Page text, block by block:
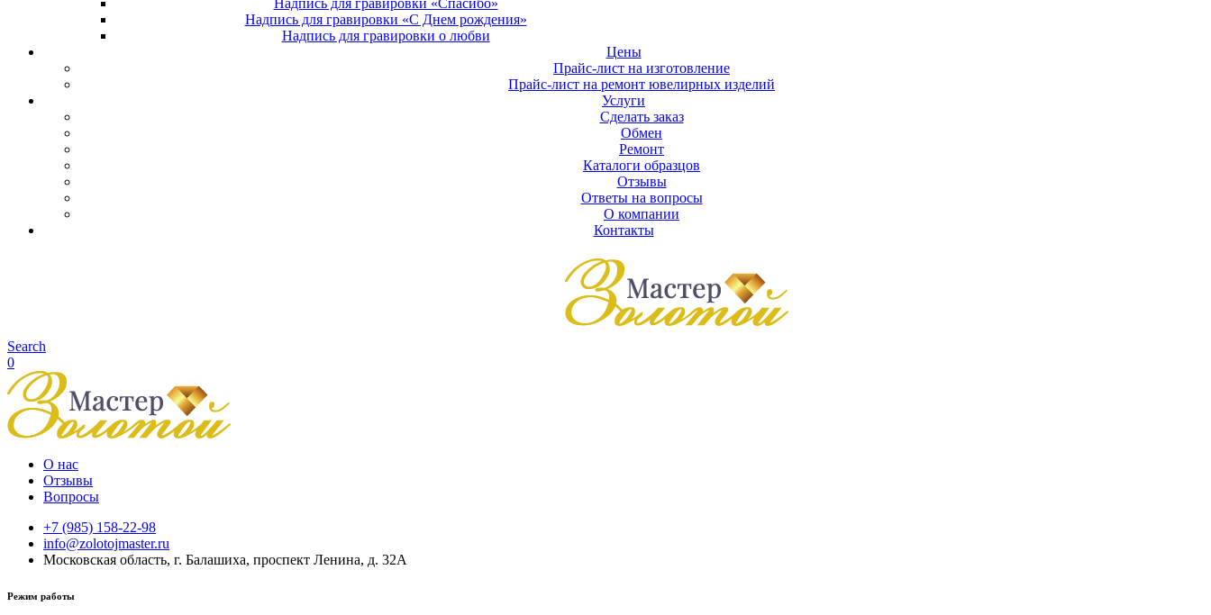
Надпись для гравировки «Спасибо»
Надпись для гравировки «С Днем рождения»
Надпись для гравировки о любви
Цены
Прайс-лист на изготовление
Прайс-лист на ремонт ювелирных изделий
Услуги
Сделать заказ
Обмен
Ремонт
Каталоги образцов
Отзывы
Ответы на вопросы
О компании
Контакты
Search
0
О нас
Отзывы
Вопросы
+7 (985) 158-22-98
info@zolotojmaster.ru
Московская область, г. Балашиха, проспект Ленина, д. 32А
Режим работы